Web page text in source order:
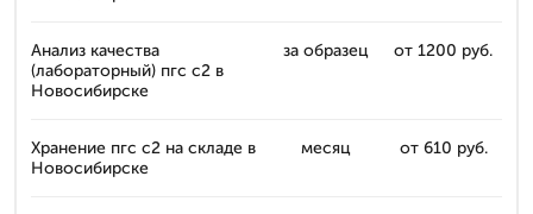
Анализ качества
(лабораторный) пгс с2 в
Новосибирске
за образец от 1200 руб.
Хранение пгс с2 на складе в
Новосибирске
месяц от 610 руб.